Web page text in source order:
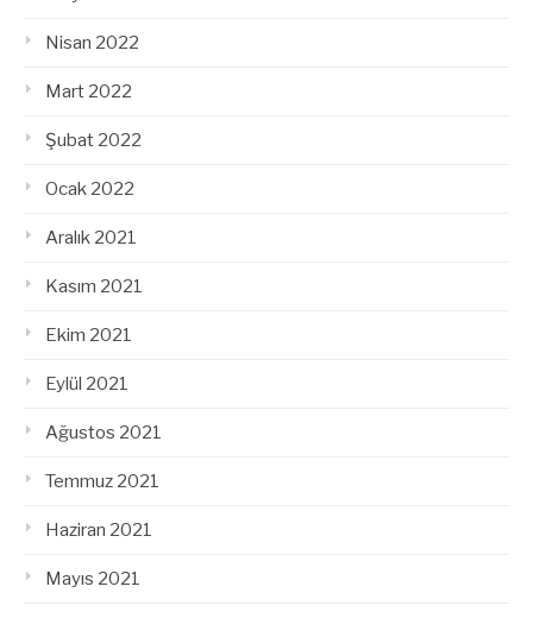
Nisan 2022
Mart 2022
Şubat 2022
Ocak 2022
Aralık 2021
Kasım 2021
Ekim 2021
Eylül 2021
Ağustos 2021
Temmuz 2021
Haziran 2021
Mayıs 2021